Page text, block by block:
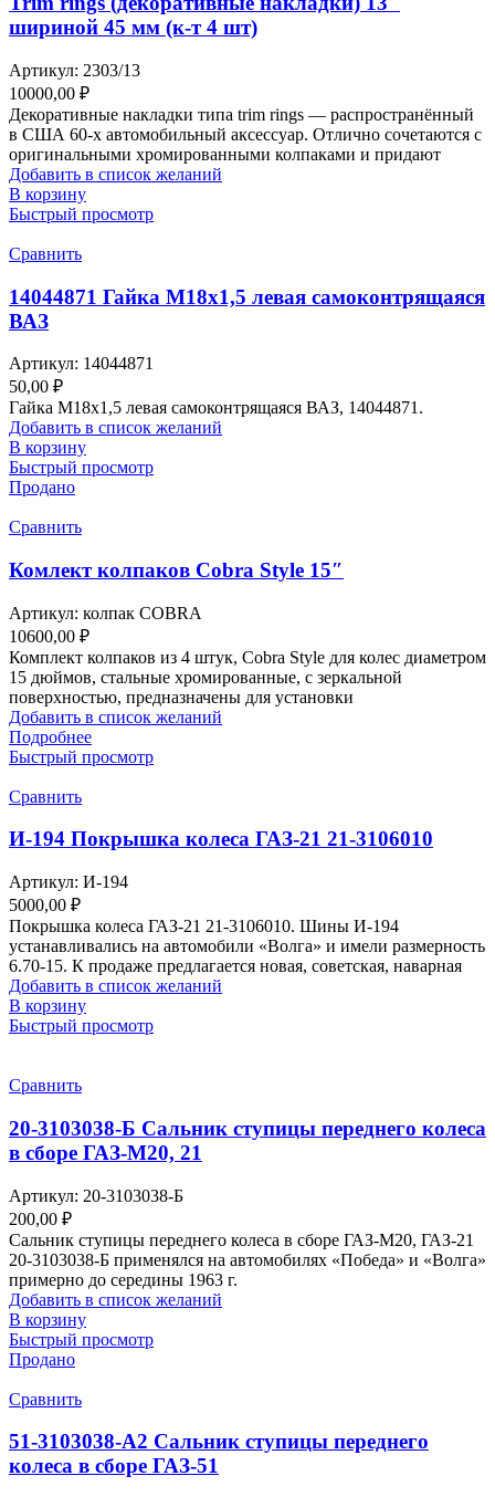
шириной 45 мм (к-т 4 шт)
Артикул: 2303/13
10000,00 ₽
Декоративные накладки типа trim rings — распространённый
в США 60-х автомобильный аксессуар. Отлично сочетаются с
оригинальными хромированными колпаками и придают
Добавить в список желаний
В корзину
Быстрый просмотр
Сравнить
14044871 Гайка М18х1,5 левая самоконтрящаяся
ВАЗ
Артикул: 14044871
50,00 ₽
Гайка М18х1,5 левая самоконтрящаяся ВАЗ, 14044871.
Добавить в список желаний
В корзину
Быстрый просмотр
Продано
Сравнить
Комлект колпаков Cobra Style 15″
Артикул: колпак COBRA
10600,00 ₽
Комплект колпаков из 4 штук, Cobra Style для колес диаметром
15 дюймов, стальные хромированные, с зеркальной
поверхностью, предназначены для установки
Добавить в список желаний
Подробнее
Быстрый просмотр
Сравнить
И-194 Покрышка колеса ГАЗ-21 21-3106010
Артикул: И-194
5000,00 ₽
Покрышка колеса ГАЗ-21 21-3106010. Шины И-194
устанавливались на автомобили «Волга» и имели размерность
6.70-15. К продаже предлагается новая, советская, наварная
Добавить в список желаний
В корзину
Быстрый просмотр
Сравнить
20-3103038-Б Сальник ступицы переднего колеса
в сборе ГАЗ-М20, 21
Артикул: 20-3103038-Б
200,00 ₽
Сальник ступицы переднего колеса в сборе ГАЗ-М20, ГАЗ-21
20-3103038-Б применялся на автомобилях «Победа» и «Волга»
примерно до середины 1963 г.
Добавить в список желаний
В корзину
Быстрый просмотр
Продано
Сравнить
51-3103038-А2 Сальник ступицы переднего
колеса в сборе ГАЗ-51